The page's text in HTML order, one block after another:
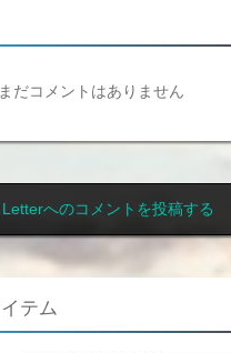
まだコメントはありません
へのコメントを投稿する
テム